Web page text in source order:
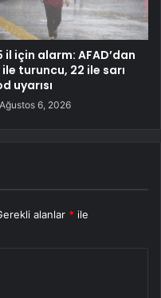
il için alarm: AFAD’dan
ile turuncu, 22 ile sarı
uyarısı
Ağustos 6, 2026
alanlar * ile